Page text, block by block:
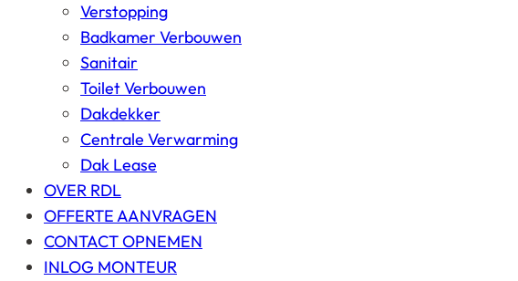
Verstopping
Badkamer Verbouwen
Sanitair
Toilet Verbouwen
Dakdekker
Centrale Verwarming
Dak Lease
OVER RDL
OFFERTE AANVRAGEN
CONTACT OPNEMEN
INLOG MONTEUR